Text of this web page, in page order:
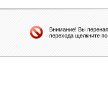
Внимание! Вы
перехода щелкните